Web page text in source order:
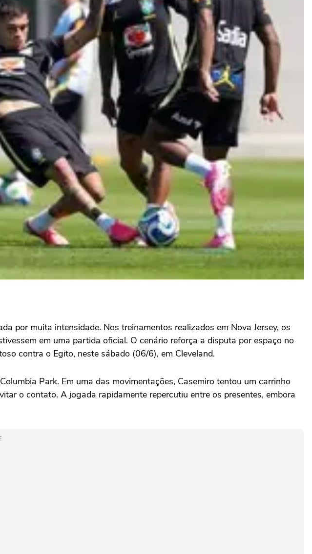
por muita intensidade. Nos treinamentos realizados em Nova Jersey, os
em uma partida oficial. O cenário reforça a disputa por espaço no
contra o Egito, neste sábado (06/6), em Cleveland.
Park. Em uma das movimentações, Casemiro tentou um carrinho
o contato. A jogada rapidamente repercutiu entre os presentes, embora